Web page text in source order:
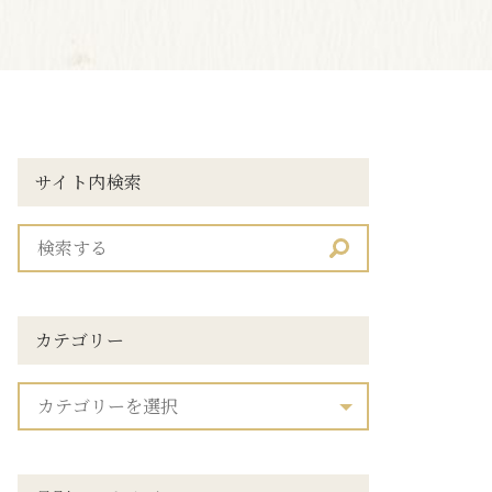
サイト内検索
カテゴリー